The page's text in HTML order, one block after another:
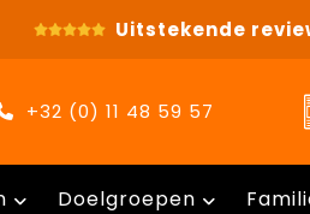
Uitstekende
+32 (0) 11 48 59 57
Doelgroepen